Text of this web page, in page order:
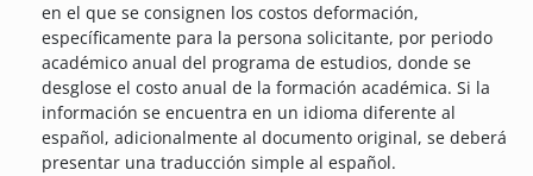
en el que se consignen los costos deformación,
específicamente para la persona solicitante, por periodo
académico anual del programa de estudios, donde se
desglose el costo anual de la formación académica. Si la
información se encuentra en un idioma diferente al
español, adicionalmente al documento original, se deberá
presentar una traducción simple al español.